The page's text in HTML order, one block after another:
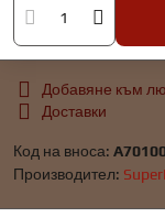
Добавяне към
Доставки
Код на вноса:
Производител: